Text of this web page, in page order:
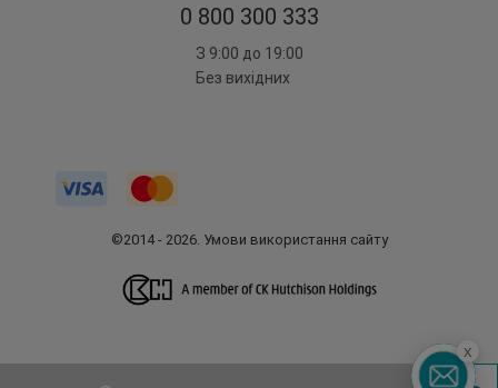
0 800 300 333
З 9:00 до 19:00
Без вихідних
©2014 - 2026. Умови використання сайту
x